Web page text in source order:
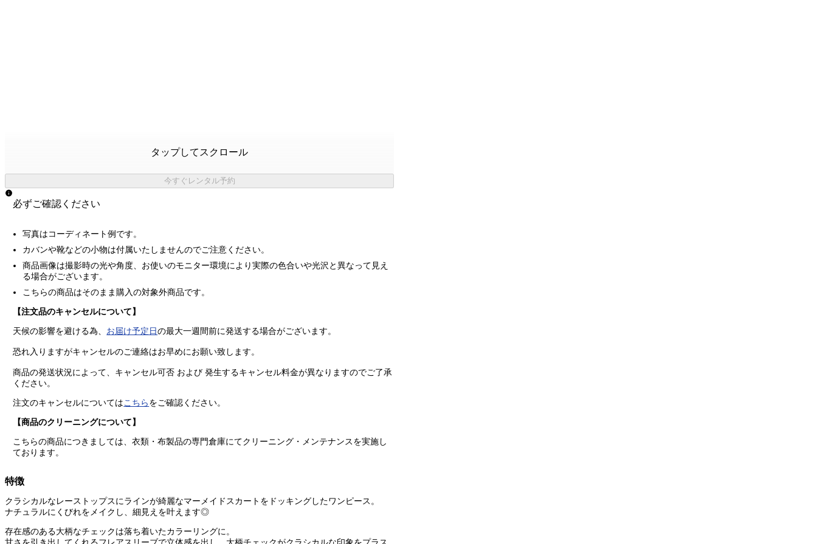
タップしてスクロール
今すぐレンタル予約
必ずご確認ください
写真はコーディネート例です。
カバンや靴などの小物は付属いたしませんのでご注意ください。
商品画像は撮影時の光や角度、お使いのモニター環境により実際の色合いや光沢と異なって見え
る場合がございます。
こちらの商品はそのまま購入の対象外商品です。
【注文品のキャンセルについて】
天候の影響を避ける為、 お届け予定日の最大一週間前に発送する場合がございます。
恐れ入りますがキャンセルのご連絡はお早めにお願い致します。
商品の発送状況によって、キャンセル可否 および 発生するキャンセル料金が異なりますのでご了承
ください。
注文のキャンセルについてはこちら をご確認ください。
【商品のクリーニングについて】
こちらの商品につきましては、衣類・布製品の専門倉庫にてクリーニング・メンテナンスを実施し
ております。
特徴
クラシカルなレーストップスにラインが綺麗なマーメイドスカートをドッキングしたワンピース。
ナチュラルにくびれをメイクし、細見えを叶えます◎
存在感のある大柄なチェックは落ち着いたカラーリングに。